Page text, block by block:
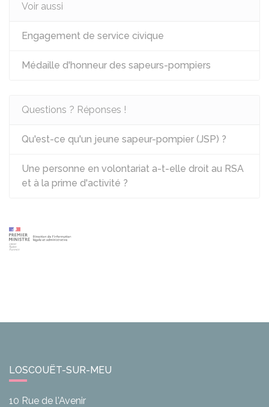
Voir aussi
Engagement de service civique
Médaille d'honneur des sapeurs-pompiers
Questions ? Réponses !
Qu'est-ce qu'un jeune sapeur-pompier (JSP) ?
Une personne en volontariat a-t-elle droit au RSA
et à la prime d'activité ?
LOSCOUËT-SUR-MEU
10 Rue de l'Avenir